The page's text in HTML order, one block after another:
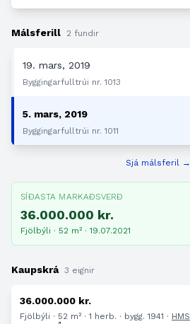
Málsferill 2 fundir
19. mars, 2019
Byggingarfulltrúi nr. 1013
5. mars, 2019
Byggingarfulltrúi nr. 1011
Sjá málsferil →
SÍÐASTA MARKAÐSVERÐ
36.000.000 kr.
Fjölbýli · 52 m² · 19.07.2021
Kaupskrá 3 eignir
36.000.000 kr.
Fjölbýli · 52 m² · 1 herb. · bygg. 1941 · HMS